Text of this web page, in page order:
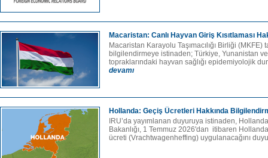
Macaristan: Canlı Hayvan Giriş Kısıtlaması
Macaristan Karayolu Taşımacılığı Birliği (MKFE)
bilgilendirmeye istinaden; Türkiye, Yunanistan
topraklarındaki hayvan sağlığı epidemiyolojik
devamı
Hollanda: Geçiş Ücretleri Hakkında
IRU’da yayımlanan duyuruya istinaden,
Bakanlığı, 1 Temmuz 2026'dan itibaren
ücreti (Vrachtwagenheffing) uygulanacağını